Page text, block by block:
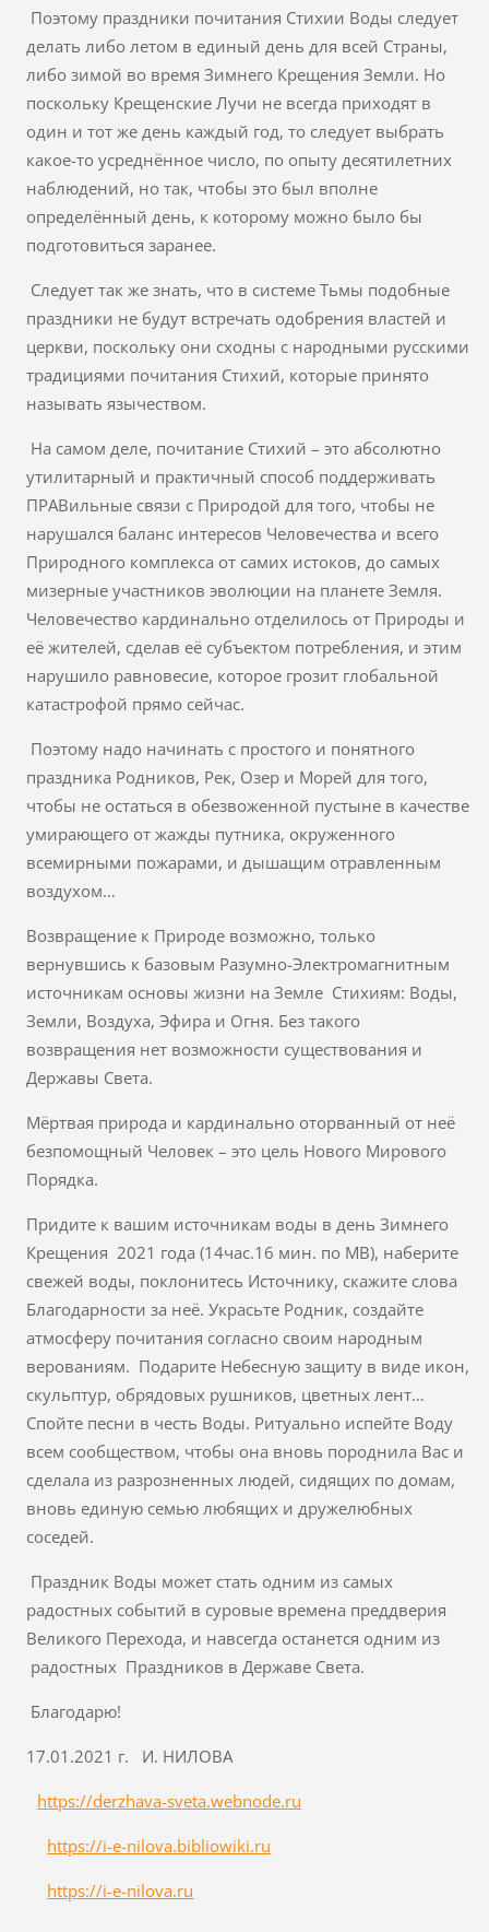
Поэтому праздники почитания Стихии Воды следует
делать либо летом в единый день для всей Страны,
либо зимой во время Зимнего Крещения Земли. Но
поскольку Крещенские Лучи не всегда приходят в
один и тот же день каждый год, то следует выбрать
какое-то усреднённое число, по опыту десятилетних
наблюдений, но так, чтобы это был вполне
определённый день, к которому можно было бы
подготовиться заранее.
Следует так же знать, что в системе Тьмы подобные
праздники не будут встречать одобрения властей и
церкви, поскольку они сходны с народными русскими
традициями почитания Стихий, которые принято
называть язычеством.
На самом деле, почитание Стихий – это абсолютно
утилитарный и практичный способ поддерживать
ПРАВильные связи с Природой для того, чтобы не
нарушался баланс интересов Человечества и всего
Природного комплекса от самих истоков, до самых
мизерные участников эволюции на планете Земля.
Человечество кардинально отделилось от Природы и
её жителей, сделав её субъектом потребления, и этим
нарушило равновесие, которое грозит глобальной
катастрофой прямо сейчас.
Поэтому надо начинать с простого и понятного
праздника Родников, Рек, Озер и Морей для того,
чтобы не остаться в обезвоженной пустыне в качестве
умирающего от жажды путника, окруженного
всемирными пожарами, и дышащим отравленным
воздухом…
Возвращение к Природе возможно, только
вернувшись к базовым Разумно-Электромагнитным
источникам основы жизни на Земле Стихиям: Воды,
Земли, Воздуха, Эфира и Огня. Без такого
возвращения нет возможности существования и
Державы Света.
Мёртвая природа и кардинально оторванный от неё
безпомощный Человек – это цель Нового Мирового
Порядка.
Придите к вашим источникам воды в день Зимнего
Крещения 2021 года (14час.16 мин. по МВ), наберите
свежей воды, поклонитесь Источнику, скажите слова
Благодарности за неё. Украсьте Родник, создайте
атмосферу почитания согласно своим народным
верованиям. Подарите Небесную защиту в виде икон,
скульптур, обрядовых рушников, цветных лент…
Спойте песни в честь Воды. Ритуально испейте Воду
всем сообществом, чтобы она вновь породнила Вас и
сделала из разрозненных людей, сидящих по домам,
вновь единую семью любящих и дружелюбных
соседей.
Праздник Воды может стать одним из самых
радостных событий в суровые времена преддверия
Великого Перехода, и навсегда останется одним из
радостных Праздников в Державе Света.
Благодарю!
17.01.2021 г. И. НИЛОВА
https://derzhava-sveta.webnode.ru
https://i-e-nilova.bibliowiki.ru
https://i-e-nilova.ru